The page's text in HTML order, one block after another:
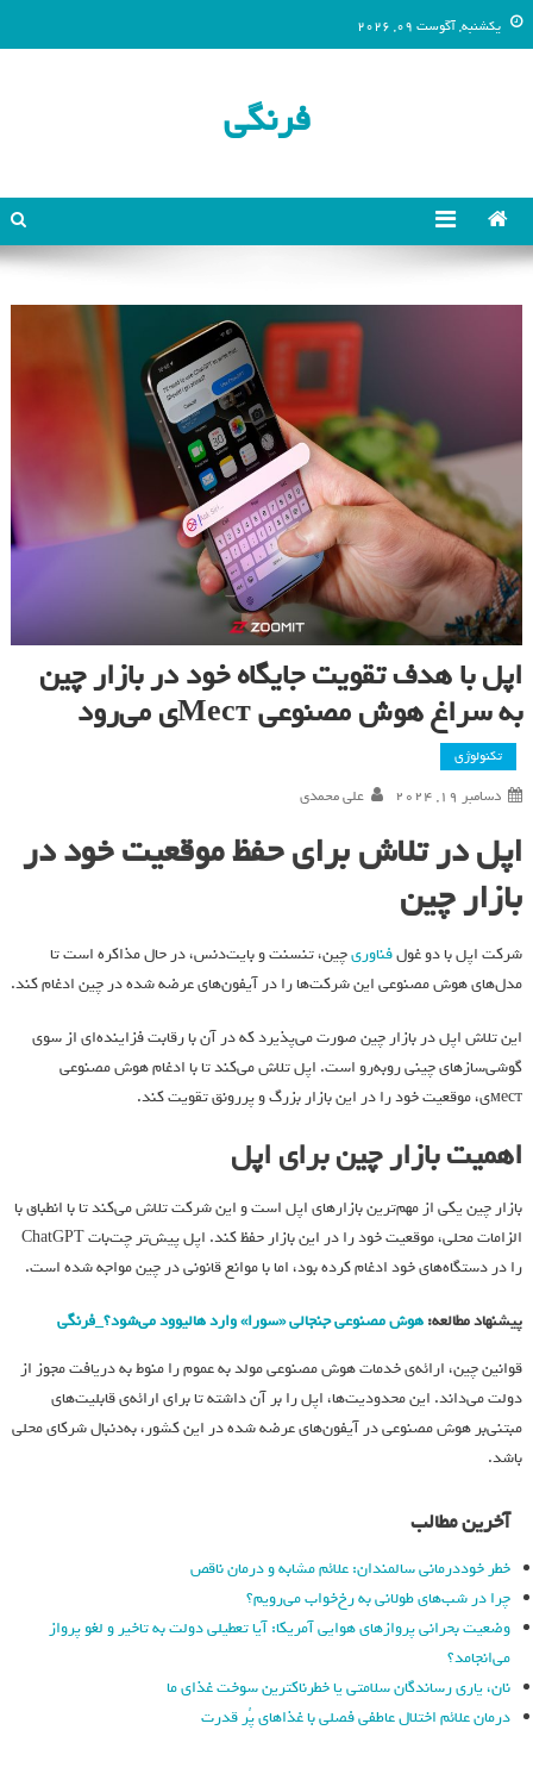
یکشنبه, آگوست 09, 2026
فرنگی
اپل با هدف تقویت جایگاه خود در بازار چین
به سراغ هوش مصنوعی Местی می‌رود
تکنولوژی
دسامبر 19, 2024 علی محمدی
اپل در تلاش برای حفظ موقعیت خود در
بازار چین
شرکت اپل با دو غولفناوریچین، تنسنت و بایت‌دنس، در حال مذاکره است تا
مدل‌های هوش مصنوعی این شرکت‌ها را در آیفون‌های عرضه شده در چین ادغام کند.
این تلاش اپل در بازار چین صورت می‌پذیرد که در آن با رقابت فزاینده‌ای از سوی
گوشی‌سازهای چینی روبه‌رو است. اپل تلاش می‌کند تا با ادغام هوش مصنوعی
местی، موقعیت خود را در این بازار بزرگ و پررونق تقویت کند.
اهمیت بازار چین برای اپل
بازار چین یکی از مهم‌ترین بازارهای اپل است و این شرکت تلاش می‌کند تا با انطباق با
الزامات محلی، موقعیت خود را در این بازار حفظ کند. اپل پیش‌تر چت‌بات ChatGPT
را در دستگاه‌های خود ادغام کرده بود، اما با موانع قانونی در چین مواجه شده است.
پیشنهاد مطالعه:هوش مصنوعی جنجالی «سورا» وارد هالیوود می‌شود؟_فرنگی
قوانین چین، ارائه‌ی خدمات هوش مصنوعی مولد به عموم را منوط به دریافت مجوز از
دولت می‌داند. این محدودیت‌ها، اپل را بر آن داشته تا برای ارائه‌ی قابلیت‌های
مبتنی‌بر هوش مصنوعی در آیفون‌های عرضه شده در این کشور، به‌دنبال شرکای محلی
باشد.
آخرین مطالب
خطر خوددرمانی سالمندان: علائم مشابه و درمان ناقص
چرا در شب‌های طولانی به رخ‌خواب می‌رویم؟
وضعیت بحرانی پروازهای هوایی آمریکا: آیا تعطیلی دولت به تاخیر و لغو پرواز
می‌انجامد؟
نان، یاری رساندگان سلامتی یا خطرناکترین سوخت غذای ما
درمان علائم اختلال عاطفی فصلی با غذاهای پُر قدرت